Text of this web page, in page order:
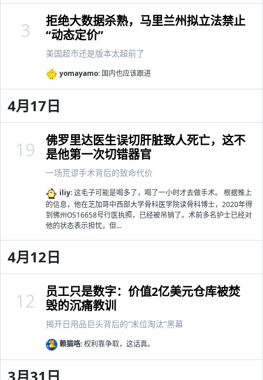
拒绝大数据杀熟，马里兰州拟立法禁止
“动态定价”
美国超市还是版本太超前了
yomayamo: 国内也应该跟进
3
4月17日
佛罗里达医生误切肝脏致人死亡，这不
是他第一次切错器官
一场荒谬手术背后的致命代价
iliy:这毛子可能是喝多了，喝了一小时才去做手术。 根据推上
的信息，他在芝加哥中西部大学骨科医学院读骨科博士，2020年得
到佛州OS16658号行医执照，已经被吊销了。术前多名护士已经对
他的状态表示担忧，但...
19
4月12日
员工只是数字：价值2亿美元仓库被焚
毁的沉痛教训
揭开日用品巨头背后的“末位淘汰”黑幕
赖猫咯:权利靠争取，这话真。
12